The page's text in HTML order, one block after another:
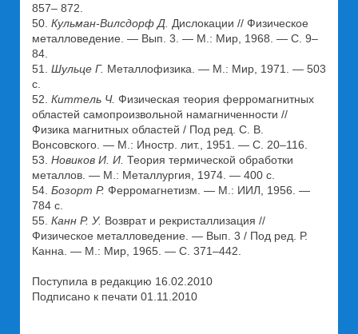
857– 872.
50. Кульман-Вилсдорф Д. Дислокации // Физическое
металловедение. — Вып. 3. — М.: Мир, 1968. — С. 9–
84.
51. Шульце Г. Металлофизика. — М.: Мир, 1971. — 503
с.
52. Киттель Ч. Физическая теория ферромагнитных
областей самопроизвольной намагниченности //
Физика магнитных областей / Под ред. С. В.
Вонсовского. — М.: Иностр. лит., 1951. — С. 20–116.
53. Новиков И. И. Теория термической обработки
металлов. — М.: Металлургия, 1974. — 400 с.
54. Бозорт Р. Ферромагнетизм. — М.: ИИЛ, 1956. —
784 с.
55. Канн Р. У. Возврат и рекристаллизация //
Физическое металловедение. — Вып. 3 / Под ред. Р.
Канна. — М.: Мир, 1965. — С. 371–442.
Поступила в редакцию 16.02.2010
Подписано к печати 01.11.2010